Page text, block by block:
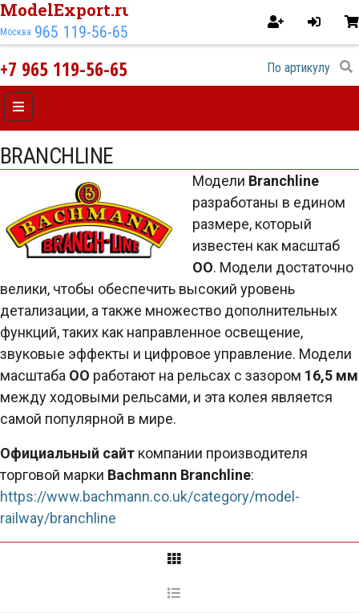
ModelExport.ru
Москва 965 119-56-65
+7 965 119-56-65
BRANCHLINE
Модели Branchline
разработаны в едином
размере, который
известен как масштаб
OO. Модели достаточно
велики, чтобы обеспечить высокий уровень
детализации, а также множество дополнительных
функций, таких как направленное освещение,
звуковые эффекты и цифровое управление. Модели
масштаба OO работают на рельсах с зазором 16,5 мм
между ходовыми рельсами, и эта колея является
самой популярной в мире.
Oфициальный сайт компании производителя
торговой марки Bachmann Branchline:
https://www.bachmann.co.uk/category/model-
railway/branchline